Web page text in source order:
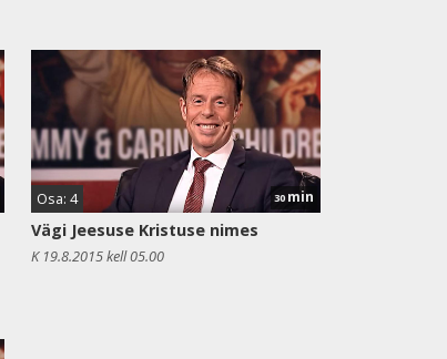
Osa: 4 30 min
Vägi Jeesuse Kristuse nimes
K 19.8.2015 kell 05.00